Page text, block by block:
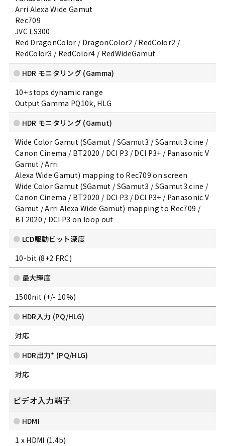
Arri Alexa Wide Gamut
Rec709
JVC LS300
Red DragonColor / DragonColor2 / RedColor2 /
RedColor3 / RedColor4 / RedWideGamut
HDR モニタリング (Gamma)
10+ stops dynamic range
Output Gamma PQ10k, HLG
HDR モニタリング (Gamut)
Wide Color Gamut (SGamut / SGamut3 / SGamut3.cine /
Canon Cinema / BT2020 / DCI P3 / DCI P3+ / Panasonic V
Gamut / Arri
Alexa Wide Gamut) mapping to Rec709 on screen
Wide Color Gamut (SGamut / SGamut3 / SGamut3.cine /
Canon Cinema / BT2020 / DCI P3 / DCI P3+ / Panasonic V
Gamut / Arri Alexa Wide Gamut) mapping to Rec709 /
BT2020 / DCI P3 on loop out
LCD駆動ビット深度
10-bit (8+2 FRC)
最大輝度
1500nit (+/- 10%)
HDR入力 (PQ/HLG)
対応
HDR出力* (PQ/HLG)
対応
ビデオ入力端子
HDMI
1 x HDMI (1.4b)